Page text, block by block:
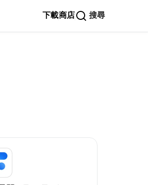
下載商店 搜尋